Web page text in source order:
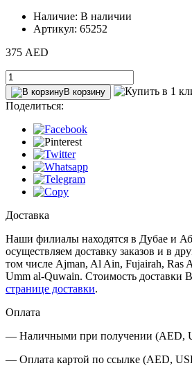
Наличие: В наличии
Артикул: 65252
375 AED
В корзину
Поделиться:
Доставка
Наши филиалы находятся в Дубае и
осуществляем доставку заказов и в
том числе Ajman, Al Ain‎, Fujairah, Ras
Umm al-Quwain. Стоимость доставки
странице доставки.
Оплата
— Наличными при получении (AED,
— Оплата картой по ссылке (AED,